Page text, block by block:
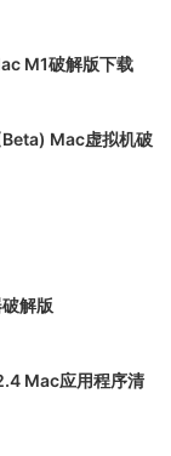
M1破解版下载
Mac虚拟机破
解版
Mac应用程序清